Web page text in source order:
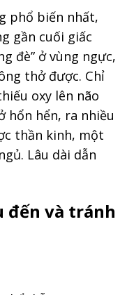
phổ biến nhất,
gần cuối giấc
đè” ở vùng ngực,
thở được. Chỉ
oxy lên não
hổn hển, ra nhiều
thần kinh, một
Lâu dài dẫn
đến và tránh